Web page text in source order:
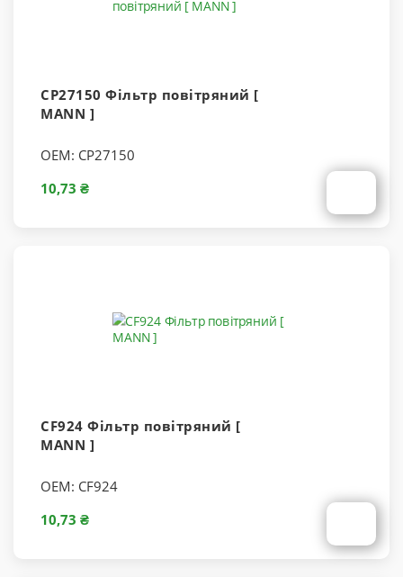
CP27150 Фільтр повітряний [
MANN ]
OEM: CP27150
10,73 ₴
CF924 Фільтр повітряний [
MANN ]
OEM: CF924
10,73 ₴